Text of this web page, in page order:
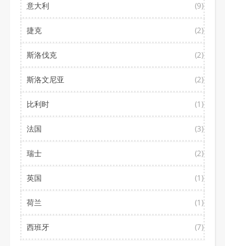
意大利 (9)
捷克 (2)
斯洛伐克 (2)
斯洛文尼亚 (2)
比利时 (1)
法国 (3)
瑞士 (2)
英国 (1)
荷兰 (1)
西班牙 (7)